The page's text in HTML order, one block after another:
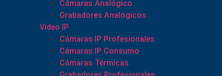
Cámaras Analógico
Grabadores Analógicos
Video IP
Cámaras IP Profesionales
Cámaras IP Consumo
Cámaras Térmicas